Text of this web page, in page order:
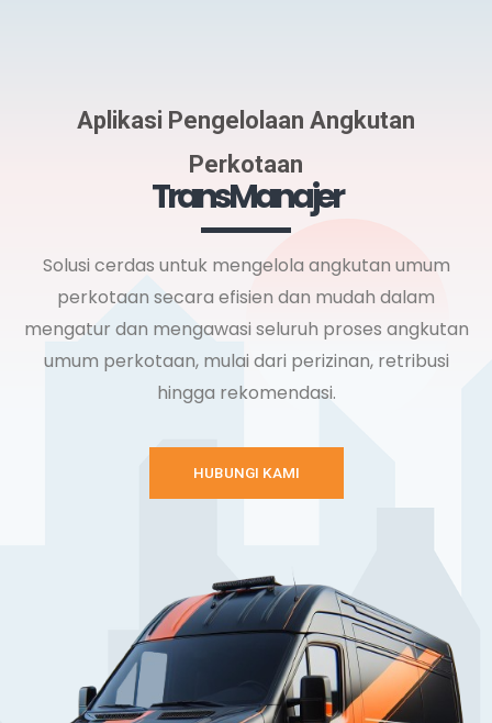
Aplikasi Pengelolaan Angkutan
Perkotaan
TransManajer
Solusi cerdas untuk mengelola angkutan umum
perkotaan secara efisien dan mudah dalam
mengatur dan mengawasi seluruh proses angkutan
umum perkotaan, mulai dari perizinan, retribusi
hingga rekomendasi.
HUBUNGI KAMI